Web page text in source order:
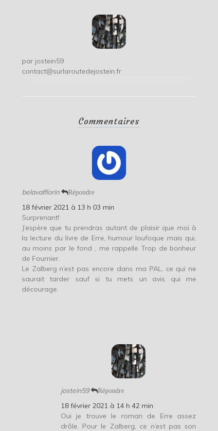
par jostein59
contact@surlaroutedejostein.fr
Commentaires
belavalflorin Répondre
18 février 2021 à 13 h 03 min
Surprenant!
J’espère que tu prendras autant de plaisir que moi à
la lecture du livre de Erre, humour loufoque mais qui,
au moins par le fond , me rappelle Trop de bonheur
de Fournier.
Le Zalberg n’est pas encore dans ma PAL, ce qui ne
saurait tarder sauf si tu mets un avis qui me
décourage.
jostein59 Répondre
18 février 2021 à 14 h 42 min
Oui je trouve le roman de Erre assez
drôle. Pour le Zalberg, ce n’est pas son